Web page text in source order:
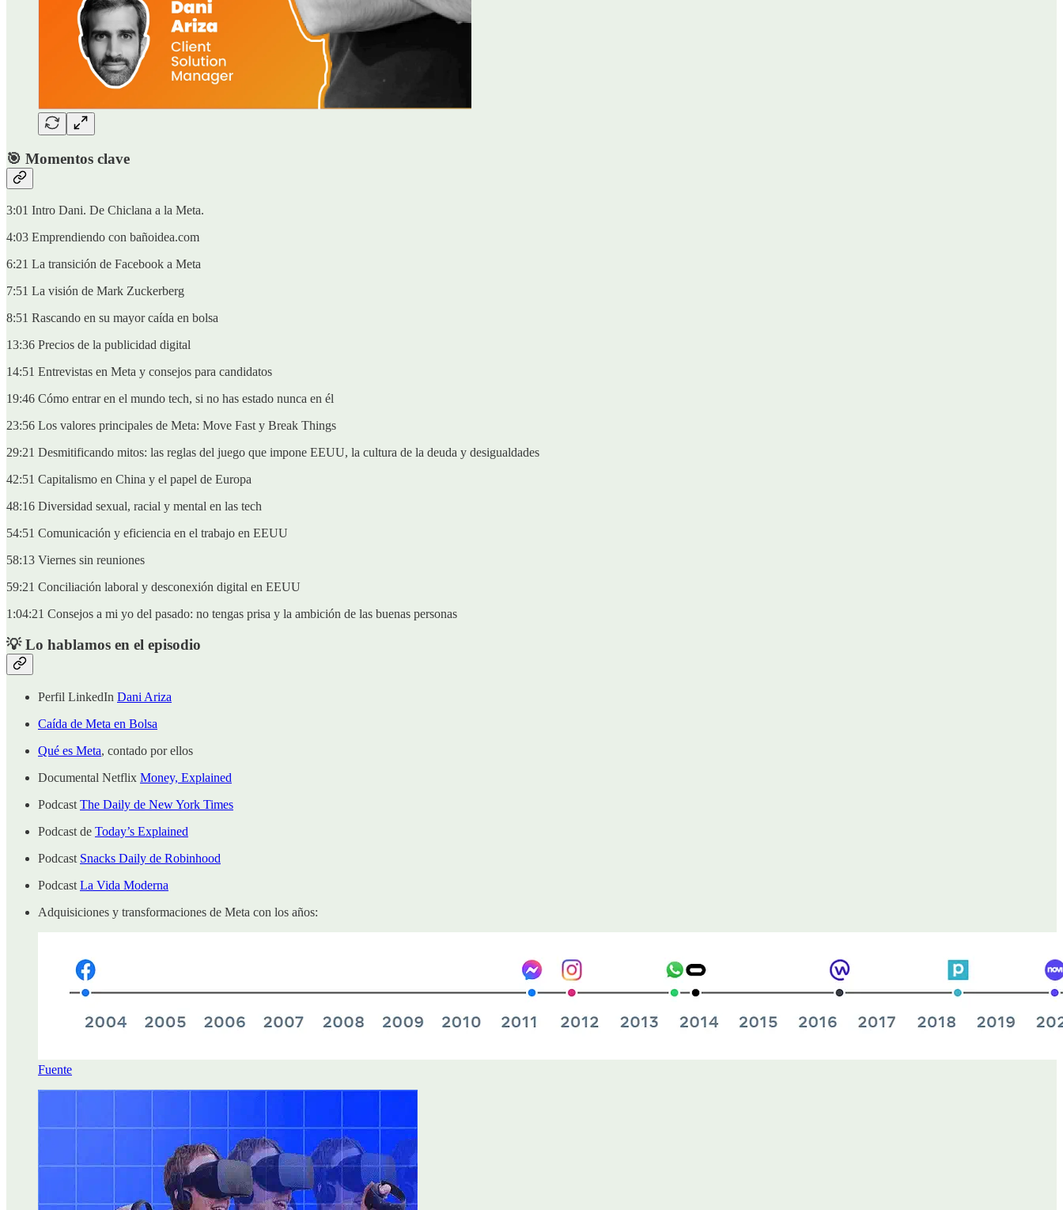
🎯 Momentos clave
3:01 Intro Dani. De Chiclana a la Meta.
4:03 Emprendiendo con bañoidea.com
6:21 La transición de Facebook a Meta
7:51 La visión de Mark Zuckerberg
8:51 Rascando en su mayor caída en bolsa
13:36 Precios de la publicidad digital
14:51 Entrevistas en Meta y consejos para candidatos
19:46 Cómo entrar en el mundo tech, si no has estado nunca en él
23:56 Los valores principales de Meta: Move Fast y Break Things
29:21 Desmitificando mitos: las reglas del juego que impone EEUU, la cultura de la deuda y desigualdades
42:51 Capitalismo en China y el papel de Europa
48:16 Diversidad sexual, racial y mental en las tech
54:51 Comunicación y eficiencia en el trabajo en EEUU
58:13 Viernes sin reuniones
59:21 Conciliación laboral y desconexión digital en EEUU
1:04:21 Consejos a mi yo del pasado: no tengas prisa y la ambición de las buenas personas
💡 Lo hablamos en el episodio
Perfil LinkedIn Dani Ariza
Caída de Meta en Bolsa
Qué es Meta, contado por ellos
Documental Netflix Money, Explained
Podcast The Daily de New York Times
Podcast de Today’s Explained
Podcast Snacks Daily de Robinhood
Podcast La Vida Moderna
Adquisiciones y transformaciones de Meta con los años:
Fuente